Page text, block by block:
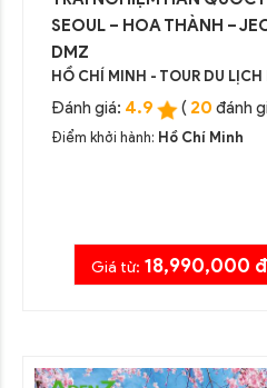
SEOUL – HOA THÀNH –
DMZ
HỒ CHÍ MINH - TOUR DU
Đánh giá: 4.9 ( 20 đánh
Điểm khởi hành: Hồ Chí Minh
Giá từ: 18,990,000 đ